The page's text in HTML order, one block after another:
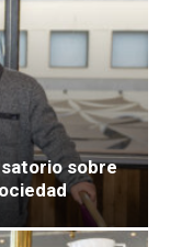
sobre